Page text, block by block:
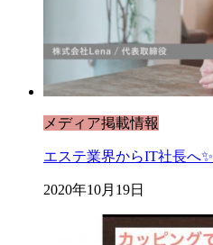
メディア掲載情報
エステ業界からIT社長へ✨
2020年10月19日